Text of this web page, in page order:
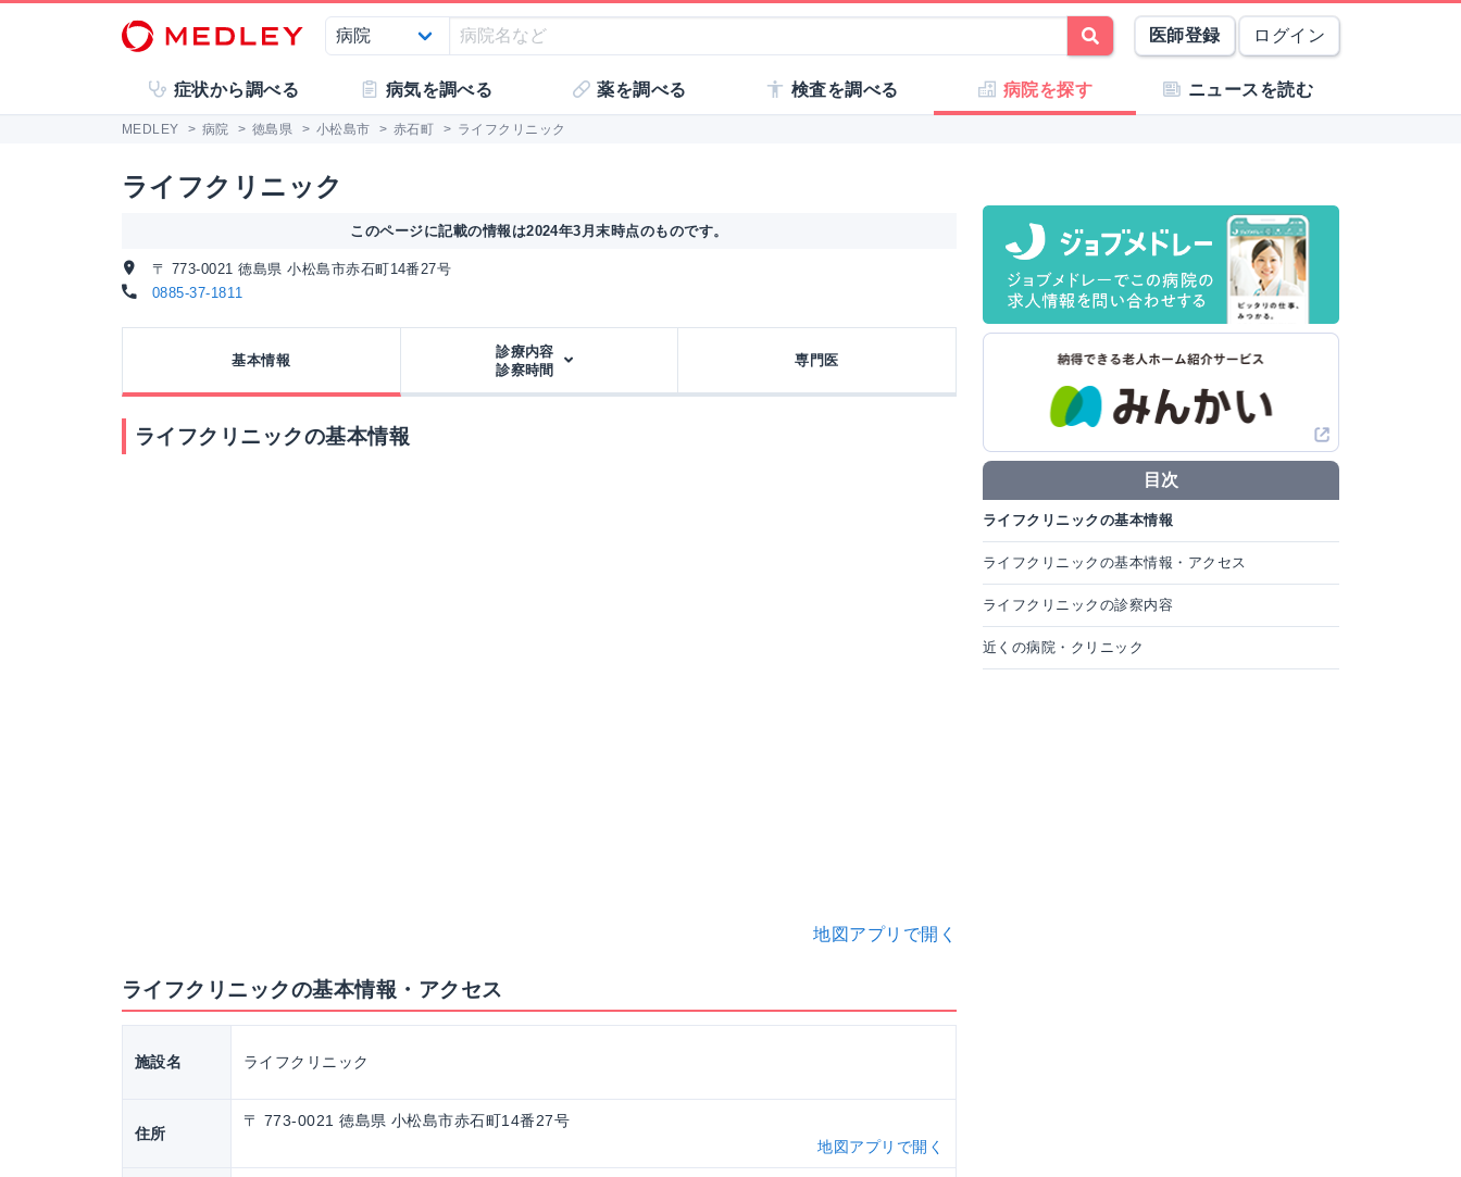
医師登録 ログイン
症状から調べる 病気を調べる 薬を調べる 検査を調べる 病院を探す ニュースを読む
MEDLEY > 病院 > 徳島県 > 小松島市 > 赤石町 > ライフクリニック
ライフクリニック
このページに記載の情報は2024年3月末時点のものです。
〒 773-0021 徳島県 小松島市赤石町14番27号
0885-37-1811
基本情報
診療内容
診察時間
専門医
ライフクリニックの基本情報
地図アプリで開く
ライフクリニックの基本情報・アクセス
施設名 ライフクリニック
住所
〒 773-0021 徳島県 小松島市赤石町14番27号
地図アプリで開く
目次
ライフクリニックの基本情報
ライフクリニックの基本情報・アクセス
ライフクリニックの診察内容
近くの病院・クリニック